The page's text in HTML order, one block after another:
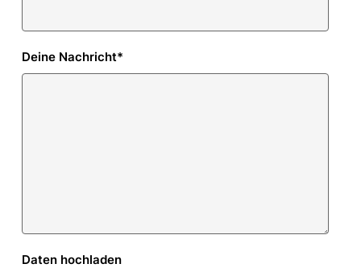
Deine Nachricht*
Daten hochladen